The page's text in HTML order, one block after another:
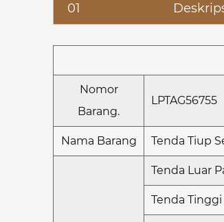
01
Nomor
Barang.
LPTAG56755
Nama Barang Tenda Tiup
Tenda Luar
Tenda